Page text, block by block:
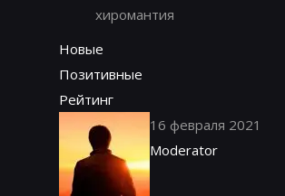
хиромантия
Новые
Позитивные
Рейтинг
16 февраля 2021
Moderator